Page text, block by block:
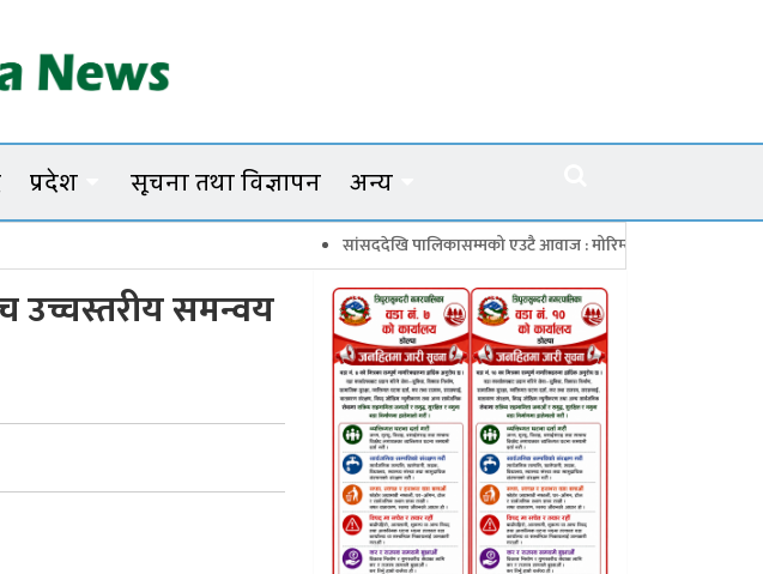
प्रदेश सूचना तथा विज्ञापन अन्य
सांसददेखि पालिकासम्मको एउटै आवाज : मोरिम्ला–क्याटो नाका तत्काल खोल
उच्चस्तरीय समन्वय